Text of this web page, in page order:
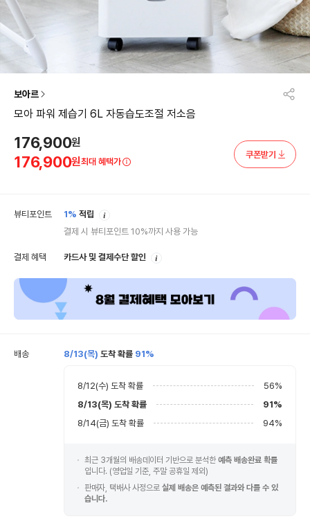
보아르
모아 파워 제습기 6L 자동습도조절 저소음
176,900원
176,900원최대 혜택가
쿠폰받기
뷰티포인트 1% 적립
결제 시 뷰티포인트 10%까지 사용 가능
결제 혜택 카드사 및 결제수단 할인
배송 8/13(목) 도착 확률 91%
8/12(수) 도착 확률 56%
8/13(목) 도착 확률 91%
8/14(금) 도착 확률 94%
최근 3개월의 배송데이터 기반으로 분석한 예측 배송완료 확률
입니다. (영업일 기준, 주말 공휴일 제외)
판매자, 택배사 사정으로 실제 배송은 예측된 결과와 다를 수 있
습니다.